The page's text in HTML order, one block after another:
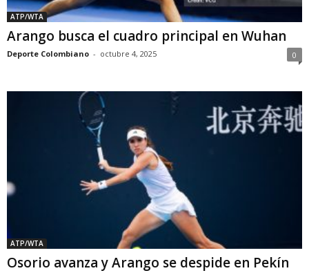
ATP/WTA
Arango busca el cuadro principal en Wuhan
Deporte Colombiano - octubre 4, 2025 0
ATP/WTA
Osorio avanza y Arango se despide en Pekín